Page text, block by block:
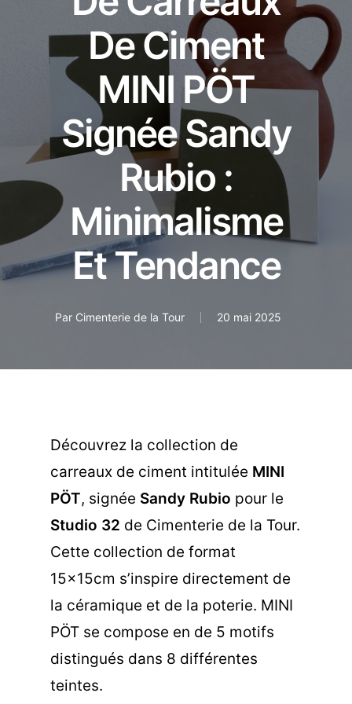
De Ciment
MINI PÖT
Signée Sandy
Rubio :
Minimalisme
Et Tendance
Par Cimenterie de la Tour 20 mai 2025
Découvrez la collection de
carreaux de ciment intitulée MINI
PÖT, signée Sandy Rubio pour le
Studio 32 de Cimenterie de la Tour.
Cette collection de format
15x15cm s’inspire directement de
la céramique et de la poterie. MINI
PÖT se compose en de 5 motifs
distingués dans 8 différentes
teintes.